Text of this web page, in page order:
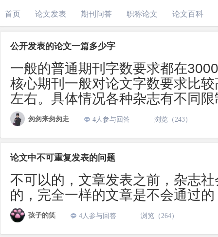
首页 论文发表 期刊问答 职称论文 论文百科
公开发表的论文一篇多少字
一般的普通期刊字数要求都在
核心期刊一般对论文字数要求比
左右。具体情况各种杂志有不同限
匆匆来匆匆走 4人参与回答 浏览（243）
论文中不可重复发表的问题
不可以的，文章发表之前，杂志
的，完全一样的文章是不会通过的
孩子的笑 4人参与回答 浏览（264）